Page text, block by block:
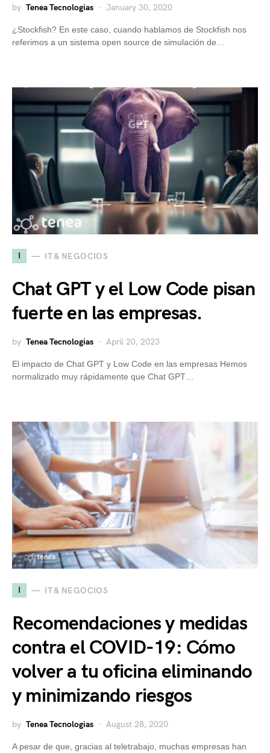
by Tenea Tecnologias January 30, 2020
¿Stockfish? En este caso, cuando hablamos de Stockfish nos
referimos a un sistema open source de simulación de…
I IT & NEGOCIOS
Chat GPT y el Low Code pisan
fuerte en las empresas.
by Tenea Tecnologias April 20, 2023
El impacto de Chat GPT y Low Code en las empresas Hemos
normalizado muy rápidamente que Chat GPT…
I IT & NEGOCIOS
Recomendaciones y medidas
contra el COVID-19: Cómo
volver a tu oficina eliminando
y minimizando riesgos
by Tenea Tecnologias August 28, 2020
A pesar de que, gracias al teletrabajo, muchas empresas han